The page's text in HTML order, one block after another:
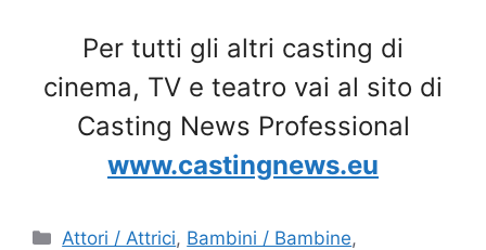
Per tutti gli altri casting di
cinema, TV e teatro vai al sito di
Casting News Professional
www.castingnews.eu
Categorie
Attori / Attrici, Bambini / Bambine,